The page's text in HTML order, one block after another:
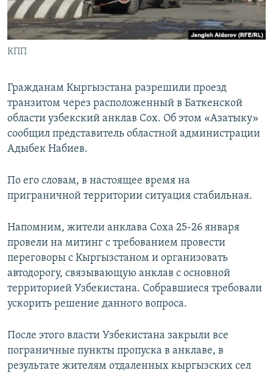
КПП
Гражданам Кыргызстана разрешили проезд
транзитом через расположенный в Баткенской
области узбекский анклав Сох. Об этом «Азатыку»
сообщил представитель областной администрации
Адыбек Набиев.
По его словам, в настоящее время на
приграничной территории ситуация стабильная.
Напомним, жители анклава Соха 25-26 января
провели на митинг с требованием провести
переговоры с Кыргызстаном и организовать
автодорогу, связывающую анклав с основной
территорией Узбекистана. Собравшиеся требовали
ускорить решение данного вопроса.
После этого власти Узбекистана закрыли все
пограничные пункты пропуска в анклаве, в
результате жителям отдаленных кыргызских сел